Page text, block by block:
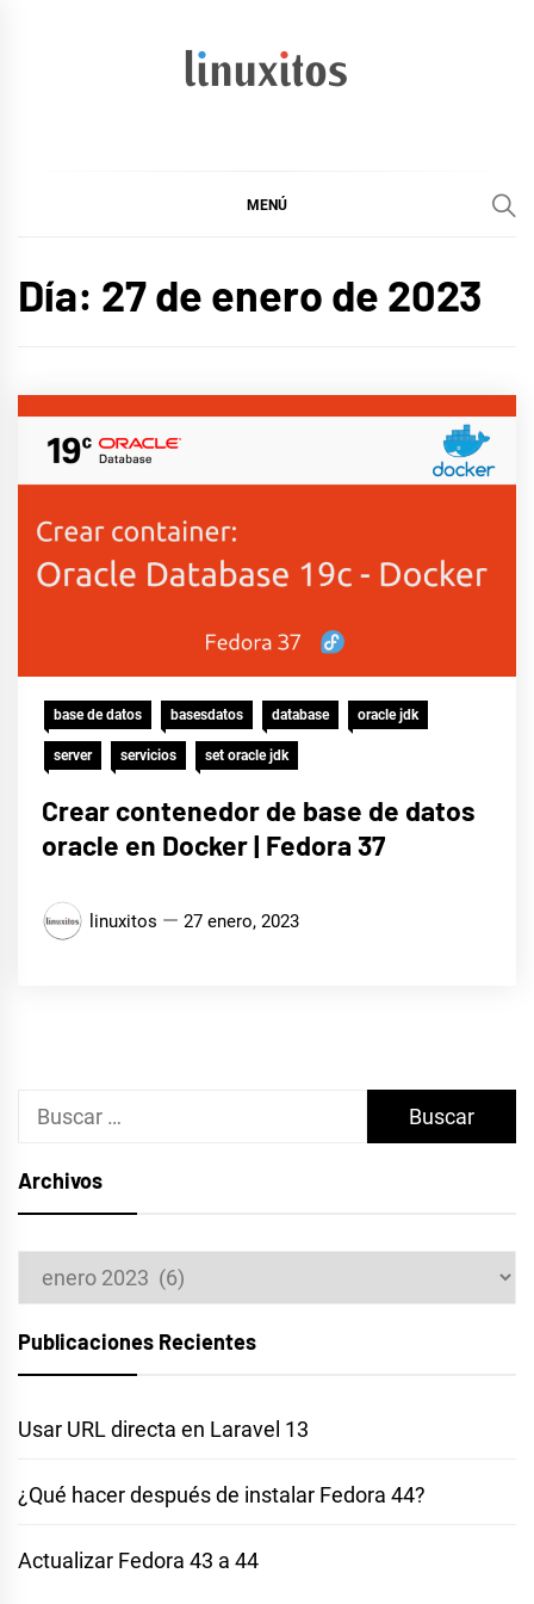
MENÚ
Día: 27 de enero de 2023
base de datos basesdatos database oracle jdk
server servicios set oracle jdk
Crear contenedor de base de datos
oracle en Docker | Fedora 37
linuxitos 27 enero, 2023
Buscar:
Archivos
Publicaciones Recientes
Usar URL directa en Laravel 13
¿Qué hacer después de instalar Fedora 44?
Actualizar Fedora 43 a 44